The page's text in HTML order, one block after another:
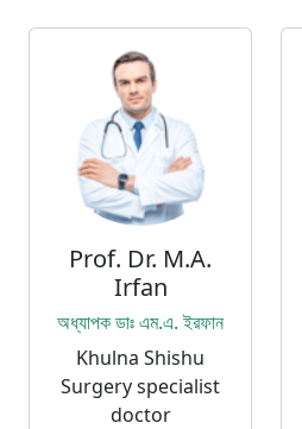
Prof. Dr. M.A.
Irfan
অধ্যাপক ডাঃ এম.এ. ইরফান
Khulna Shishu
Surgery specialist
doctor